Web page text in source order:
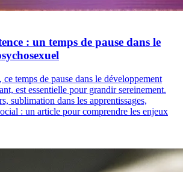
: un temps de pause dans le
temps de pause dans le développement
est essentielle pour grandir sereinement.
sublimation dans les apprentissages,
: un article pour comprendre les enjeux